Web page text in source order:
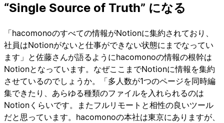
“Single Source of Truth” になる
「hacomonoのすべての情報がNotionに集約されており、
社員はNotionがないと仕事ができない状態にまでなってい
ます」と佐藤さんが語るようにhacomonoの情報の根幹は
Notionとなっています。なぜここまでNotionに情報を集約
させているのでしょうか。「多人数が1つのページを同時編
集できたり、あらゆる種類のファイルを入れられるのは
Notionくらいです。またフルリモートと相性の良いツール
だと思っています。hacomonoの本社は東京にありますが、